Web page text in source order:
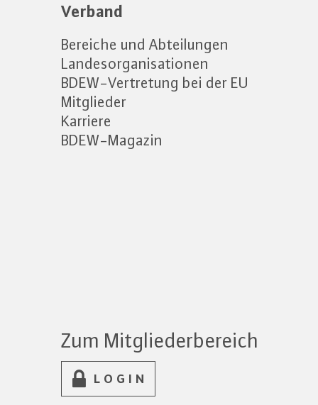
Verband
Bereiche und Abteilungen
Landesorganisationen
BDEW-Vertretung bei der EU
Mitglieder
Karriere
BDEW-Magazin
Zum Mitgliederbereich
LOGIN